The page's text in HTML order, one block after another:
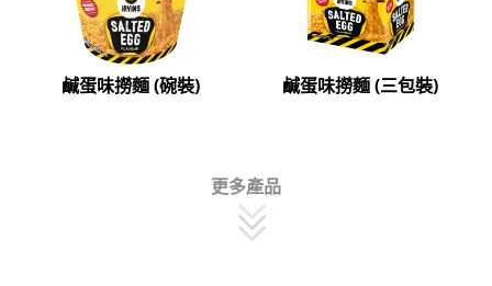
鹹蛋味撈麵 (碗裝) 鹹蛋味撈麵 (三包裝)
更多產品